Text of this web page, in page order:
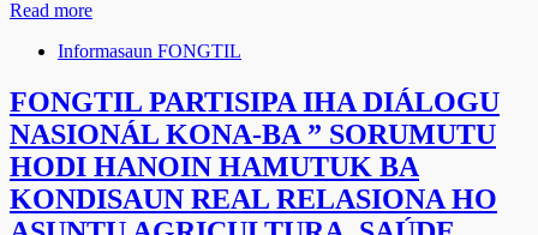
Read more
Informasaun FONGTIL
FONGTIL PARTISIPA IHA DIÁLOGU
NASIONÁL KONA-BA ” SORUMUTU
HODI HANOIN HAMUTUK BA
KONDISAUN REAL RELASIONA HO